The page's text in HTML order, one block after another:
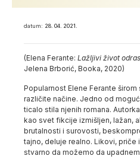
datum: 28. 04. 2021.
(Elena Ferante: Lažljivi život
Jelena Brborić, Booka, 2020)
Popularnost Elene Ferante
različite načine. Jedno od
ticalo stila njenih romana.
kao svet fikcije izmišljen, lažan,
brutalnosti i surovosti,
tajno, deluje realno. Likovi,
stvarno da možemo da